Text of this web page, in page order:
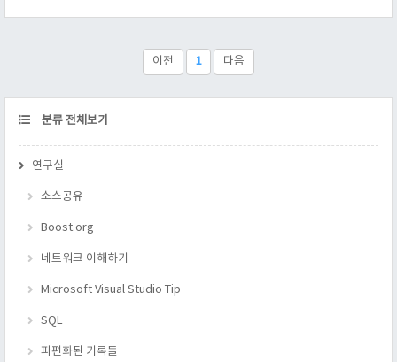
야기 비토가 친척들이 있는 뉴욕으로 이사를 가는데, 친척들과
이전 1 다음
CATEGORY
분류 전체보기
연구실
소스공유
Boost.org
네트워크 이해하기
Microsoft Visual Studio Tip
SQL
파편화된 기록들